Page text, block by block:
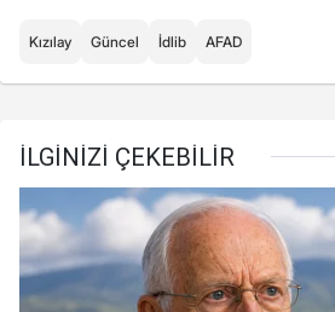
Kızılay Güncel İdlib AFAD